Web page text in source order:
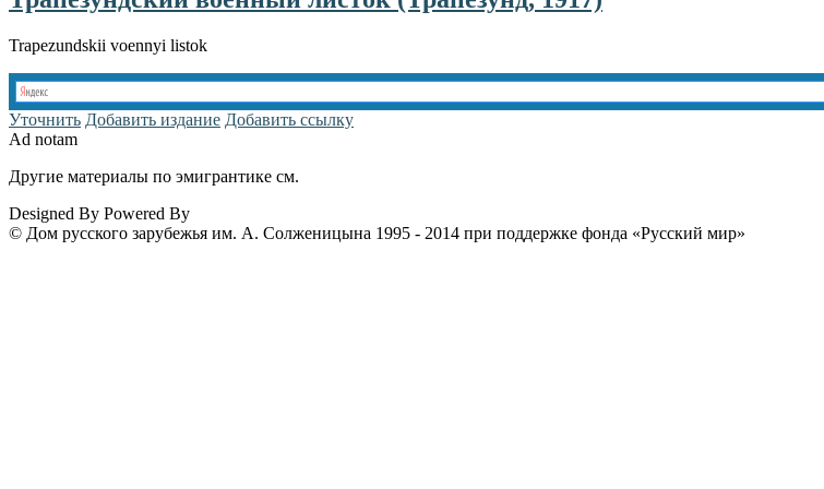
Trapezundskii voennyi listok
Уточнить Добавить издание Добавить ссылку
Ad notam
Другие материалы по эмигрантике см.
Designed By Powered By
© Дом русского зарубежья им. А. Солженицына 1995 - 2014 при поддержке фонда «Русский мир»